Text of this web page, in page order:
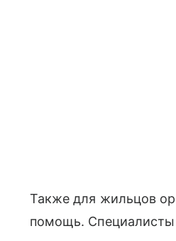
Также для жильцов
помощь. Специалисты